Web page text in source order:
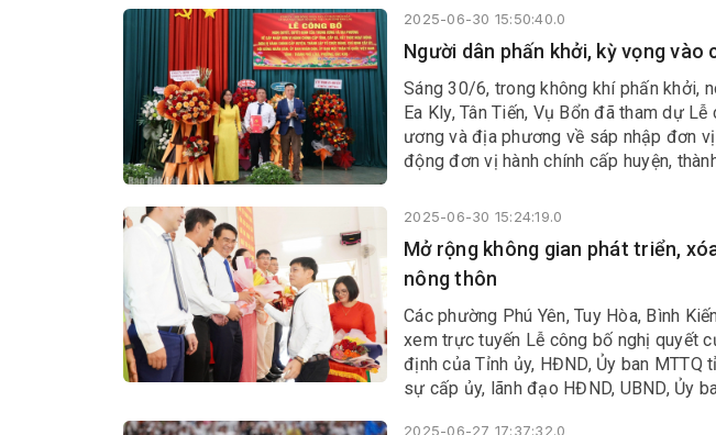
Hiao.
2025-06-30 15:50:40.0
Người dân phấn khởi, kỳ vọng
Sáng 30/6, trong không khí phấn khởi,
Ea Kly, Tân Tiến, Vụ Bổn đã tham dự
ương và địa phương về sáp nhập đơn
động đơn vị hành chính cấp huyện,
2025-06-30 15:24:19.0
Mở rộng không gian phát triển,
nông thôn
Các phường Phú Yên, Tuy Hòa, Bình
xem trực tuyến Lễ công bố nghị quyết
định của Tỉnh ủy, HĐND, Ủy ban
sự cấp ủy, lãnh đạo HĐND, UBND, Ủy
2025-06-27 17:37:32.0